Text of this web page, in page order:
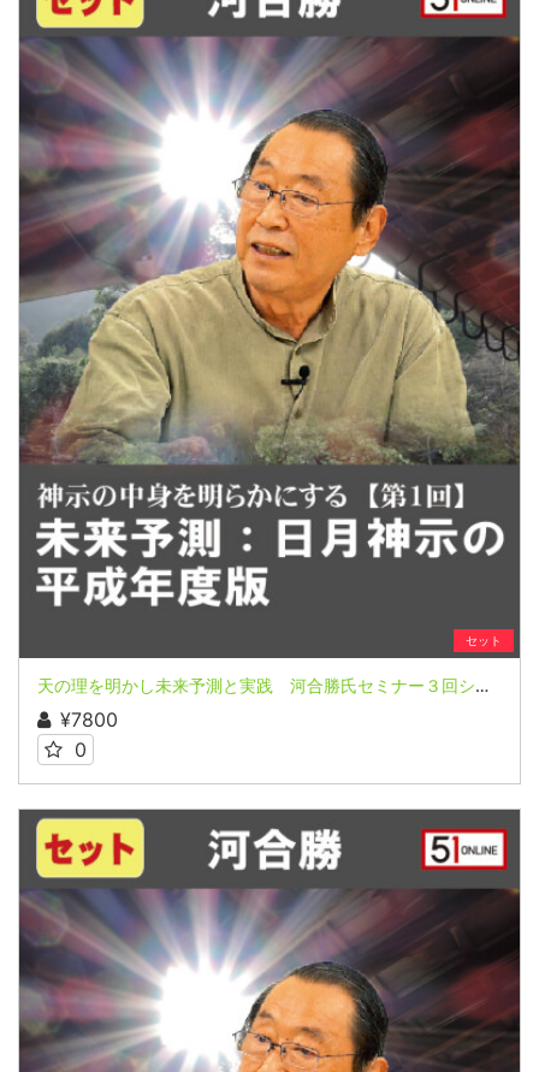
セット
天の理を明かし未来予測と実践 河合勝氏セミナー３回シリーズ第１回（前半＆後半）
¥7800
0